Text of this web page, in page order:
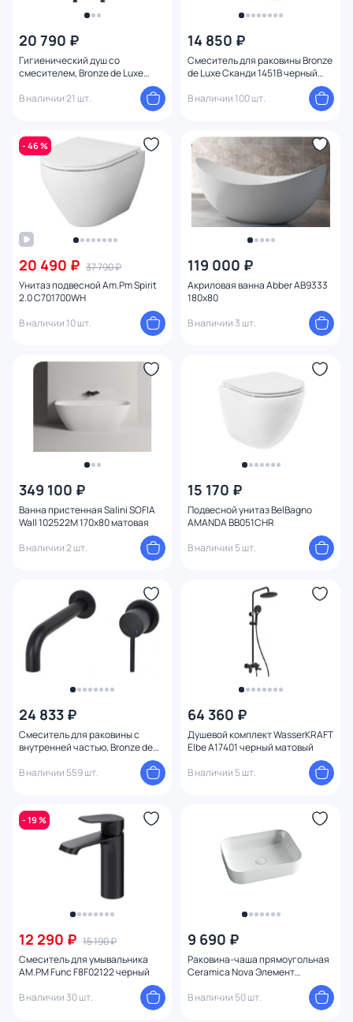
20 790 ₽
Гигиенический душ со
смесителем, Bronze de Luxe
Сканди 14512B черный матовый
В наличии 21 шт.
14 850 ₽
Смеситель для раковины Bronze
de Luxe Сканди 1451B черный
В наличии 100 шт.
- 46 %
20 490 ₽ 37 790 ₽
Унитаз подвесной Am.Pm Spirit
2.0 C701700WH
В наличии 10 шт.
119 000 ₽
Акриловая ванна Abber AB9333
180x80
В наличии 3 шт.
349 100 ₽
Ванна пристенная Salini SOFIA
Wall 102522M 170x80 матовая
В наличии 2 шт.
15 170 ₽
Подвесной унитаз BelBagno
AMANDA BB051CHR
В наличии 5 шт.
24 833 ₽
Смеситель для раковины с
внутренней частью, Bronze de
матовый
В наличии 559 шт.
64 360 ₽
Душевой комплект WasserKRAFT
Elbe A17401 черный матовый
В наличии 5 шт.
- 19 %
12 290 ₽ 15 190 ₽
Смеситель для умывальника
AM.PM Func F8F02122 черный
В наличии 30 шт.
9 690 ₽
Раковина-чаша прямоугольная
Ceramica Nova Элемент
В наличии 50 шт.